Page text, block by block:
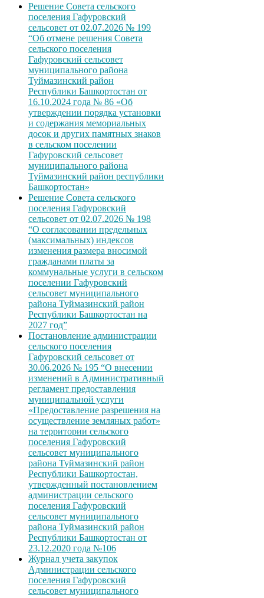
Решение Совета сельского
поселения Гафуровский
сельсовет от 02.07.2026 № 199
“Об отмене решения Совета
сельского поселения
Гафуровский сельсовет
муниципального района
Туймазинский район
Республики Башкортостан от
16.10.2024 года № 86 «Об
утверждении порядка установки
и содержания мемориальных
досок и других памятных знаков
в сельском поселении
Гафуровский сельсовет
муниципального района
Туймазинский район республики
Башкортостан»
Решение Совета сельского
поселения Гафуровский
сельсовет от 02.07.2026 № 198
“О согласовании предельных
(максимальных) индексов
изменения размера вносимой
гражданами платы за
коммунальные услуги в сельском
поселении Гафуровский
сельсовет муниципального
района Туймазинский район
Республики Башкортостан на
2027 год”
Постановление администрации
сельского поселения
Гафуровский сельсовет от
30.06.2026 № 195 “О внесении
изменений в Административный
регламент предоставления
муниципальной услуги
«Предоставление разрешения на
осуществление земляных работ»
на территории сельского
поселения Гафуровский
сельсовет муниципального
района Туймазинский район
Республики Башкортостан,
утвержденный постановлением
администрации сельского
поселения Гафуровский
сельсовет муниципального
района Туймазинский район
Республики Башкортостан от
23.12.2020 года №106
Журнал учета закупок
Администрации сельского
поселения Гафуровский
сельсовет муниципального